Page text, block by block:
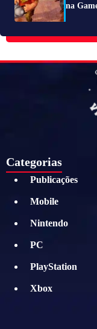
na
Categorias
Publicações
Mobile
Nintendo
PC
PlayStation
Xbox